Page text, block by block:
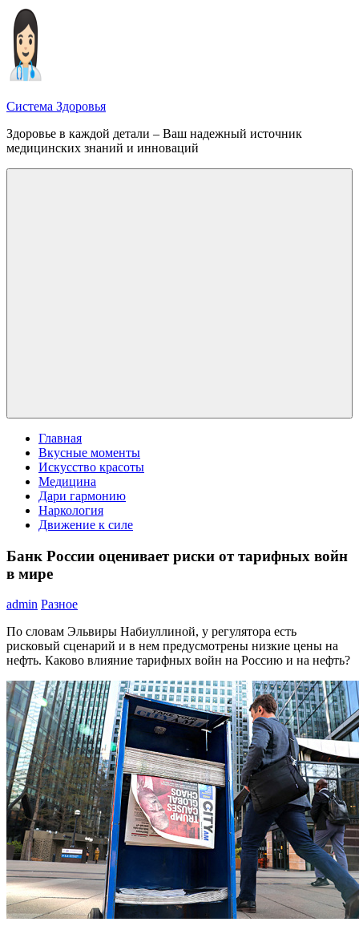
Перейти
содержимому
Система Здоровья
Здоровье в каждой детали – Ваш надежный источник
медицинских знаний и инноваций
Главная
Вкусные моменты
Искусство красоты
Медицина
Дари гармонию
Наркология
Движение к силе
Банк России оценивает риски от тарифных войн
в мире
admin Разное
По словам Эльвиры Набиуллиной, у регулятора есть
рисковый сценарий и в нем предусмотрены низкие цены на
нефть. Каково влияние тарифных войн на Россию и на нефть?